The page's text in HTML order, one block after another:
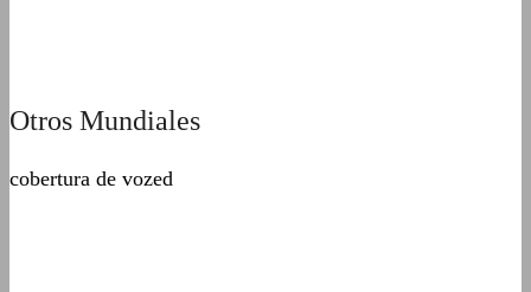
Otros Mundiales
cobertura de vozed